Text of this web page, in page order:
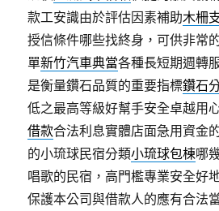
款工安識由於評估因素補助木柵
授信條件哪些找終身，可供非常
單新竹汽車典當各種長短期週轉
是衡量鑽石品質的重要指標鑽石
低之最高等級好幫手安全卓越用
借款合法利息實體店面急用資金
的小琉球民宿分類小琉球包棟哪
唱歌的民宿，高門檻專業安全好
保護本公司與借款人的應有合法